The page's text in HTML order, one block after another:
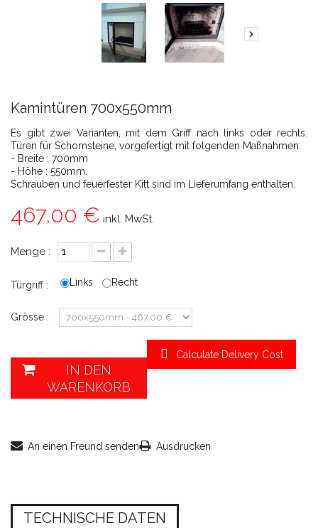
Kamintüren 700x550mm
Es gibt zwei Varianten, mit dem Griff nach links oder rechts.
Türen für Schornsteine, vorgefertigt mit folgenden Maßnahmen:
- Breite : 700mm
- Höhe : 550mm.
Schrauben und feuerfester Kitt sind im Lieferumfang enthalten.
467,00 € inkl. MwSt.
Menge :
Türgriff : Links Recht
Grösse :
Calculate Delivery Cost
IN DEN
WARENKORB
An einen Freund senden Ausdrucken
TECHNISCHE DATEN